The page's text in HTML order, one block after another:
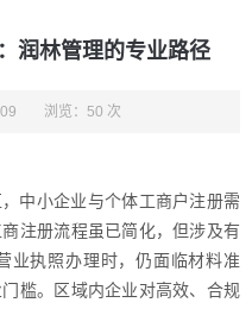
润林管理的专业路径
浏览：50 次
中小企业与个体工商户注册需
注册流程虽已简化，但涉及有
业执照办理时，仍面临材料准
槛。区域内企业对高效、合规